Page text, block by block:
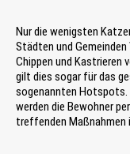
Nur die wenigsten
Städten und Gemeinden
Chippen und Kastrieren
gilt dies sogar für das
sogenannten Hotspots.
werden die Bewohner
treffenden Maßnahmen